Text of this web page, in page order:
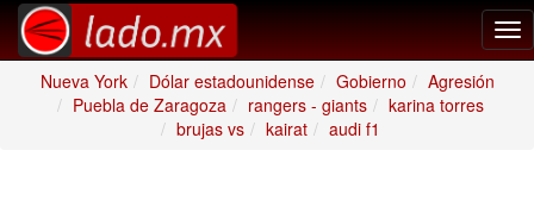
Nueva York
Dólar estadounidense Gobierno
Agresión
Puebla de Zaragoza
rangers - giants
karina torres
brujas vs
kairat audi f1